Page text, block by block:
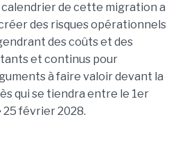
calendrier de cette migration a
des risques opérationnels
des coûts et des
et continus pour
à faire valoir devant la
qui se tiendra entre le 1er
février 2028.